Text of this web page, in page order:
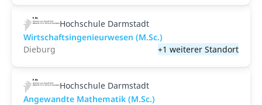
Hochschule Darmstadt
Wirtschaftsingenieurwesen (M.Sc.)
Dieburg
+1 weiterer Standort
Hochschule Darmstadt
Angewandte Mathematik (M.Sc.)